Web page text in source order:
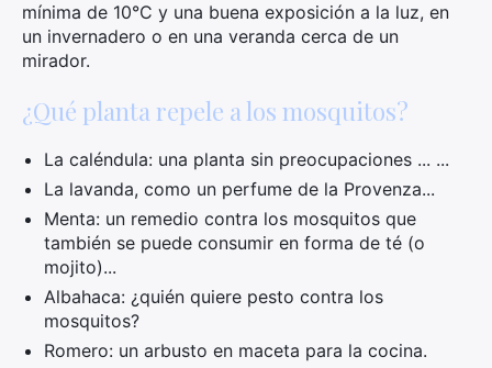
mínima de 10°C y una buena exposición a la luz, en
un invernadero o en una veranda cerca de un
mirador.
¿Qué planta repele a los mosquitos?
La caléndula: una planta sin preocupaciones ... ...
La lavanda, como un perfume de la Provenza...
Menta: un remedio contra los mosquitos que
también se puede consumir en forma de té (o
mojito)...
Albahaca: ¿quién quiere pesto contra los
mosquitos?
Romero: un arbusto en maceta para la cocina.